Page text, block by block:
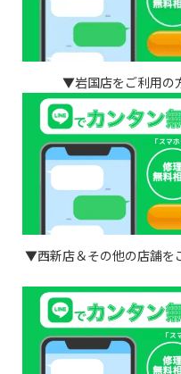
▼岩国店をご利用の
▼西新店＆その他の店舗を